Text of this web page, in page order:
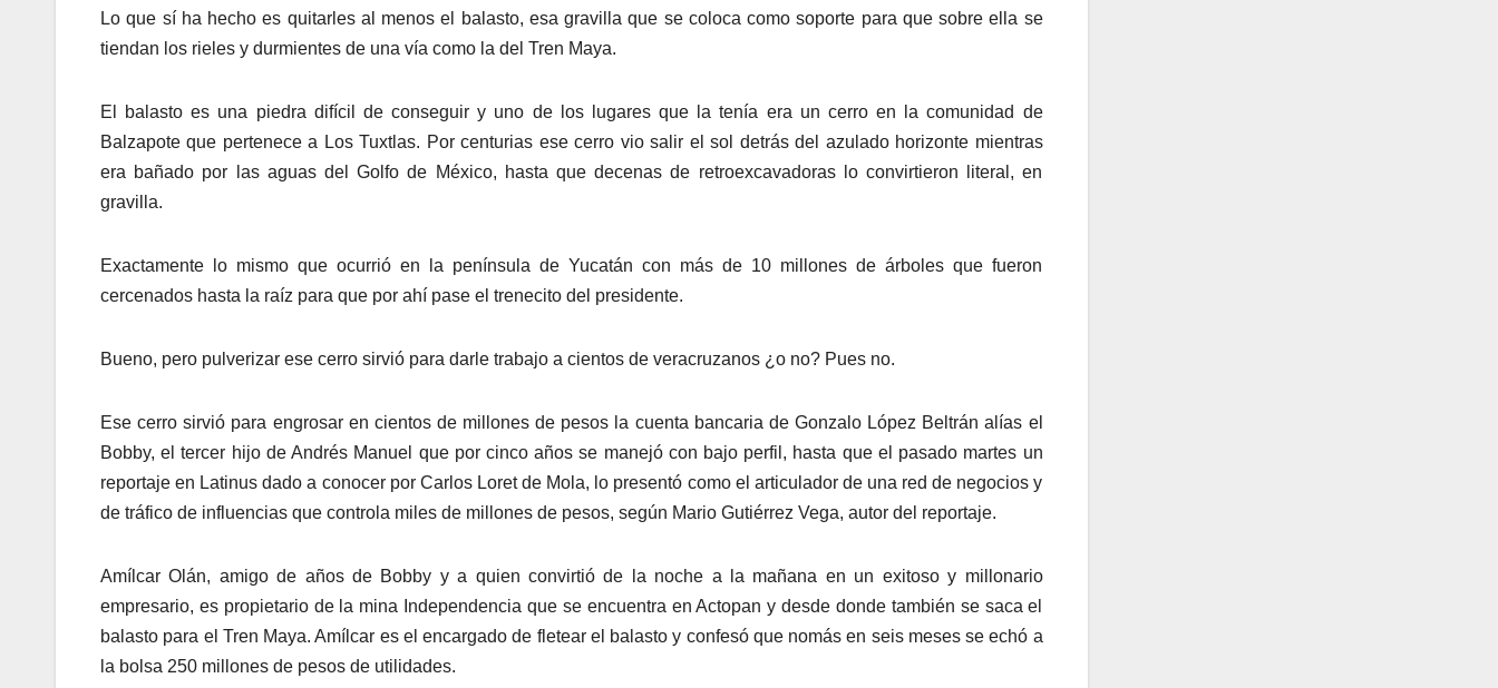
Lo que sí ha hecho es quitarles al menos el balasto, esa gravilla que se coloca como soporte para que sobre ella se
tiendan los rieles y durmientes de una vía como la del Tren Maya.
El balasto es una piedra difícil de conseguir y uno de los lugares que la tenía era un cerro en la comunidad de
Balzapote que pertenece a Los Tuxtlas. Por centurias ese cerro vio salir el sol detrás del azulado horizonte mientras
era bañado por las aguas del Golfo de México, hasta que decenas de retroexcavadoras lo convirtieron literal, en
gravilla.
Exactamente lo mismo que ocurrió en la península de Yucatán con más de 10 millones de árboles que fueron
cercenados hasta la raíz para que por ahí pase el trenecito del presidente.
Bueno, pero pulverizar ese cerro sirvió para darle trabajo a cientos de veracruzanos ¿o no? Pues no.
Ese cerro sirvió para engrosar en cientos de millones de pesos la cuenta bancaria de Gonzalo López Beltrán alías el
Bobby, el tercer hijo de Andrés Manuel que por cinco años se manejó con bajo perfil, hasta que el pasado martes un
reportaje en Latinus dado a conocer por Carlos Loret de Mola, lo presentó como el articulador de una red de negocios y
de tráfico de influencias que controla miles de millones de pesos, según Mario Gutiérrez Vega, autor del reportaje.
Amílcar Olán, amigo de años de Bobby y a quien convirtió de la noche a la mañana en un exitoso y millonario
empresario, es propietario de la mina Independencia que se encuentra en Actopan y desde donde también se saca el
balasto para el Tren Maya. Amílcar es el encargado de fletear el balasto y confesó que nomás en seis meses se echó a
la bolsa 250 millones de pesos de utilidades.